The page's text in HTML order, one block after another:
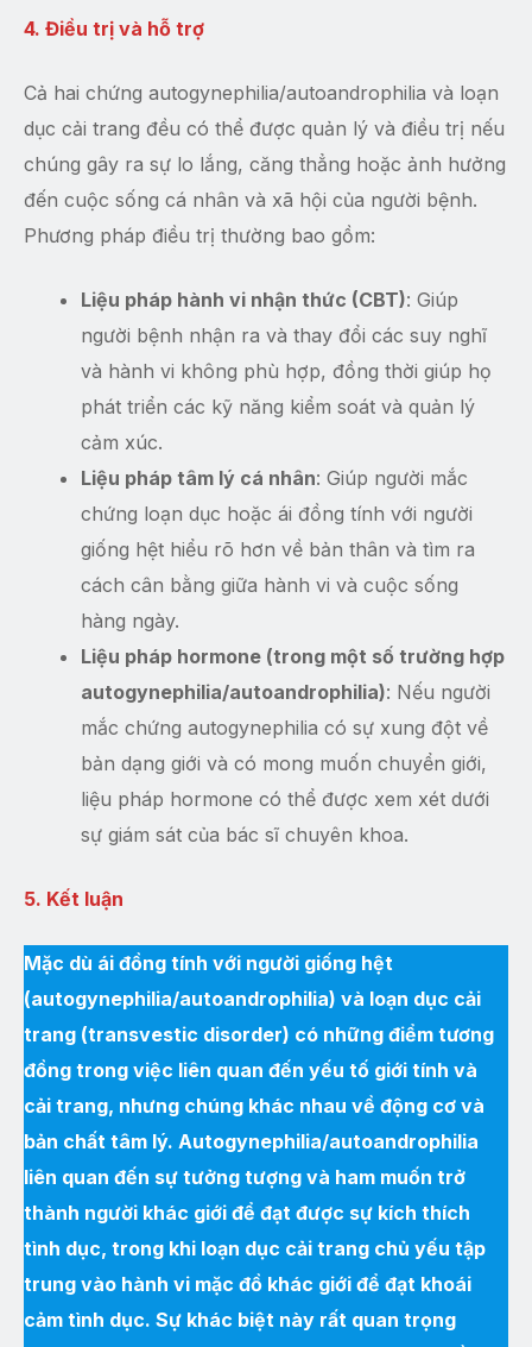
4. Điều trị và hỗ trợ
Cả hai chứng autogynephilia/autoandrophilia và loạn
dục cải trang đều có thể được quản lý và điều trị nếu
chúng gây ra sự lo lắng, căng thẳng hoặc ảnh hưởng
đến cuộc sống cá nhân và xã hội của người bệnh.
Phương pháp điều trị thường bao gồm:
Liệu pháp hành vi nhận thức (CBT): Giúp
người bệnh nhận ra và thay đổi các suy nghĩ
và hành vi không phù hợp, đồng thời giúp họ
phát triển các kỹ năng kiểm soát và quản lý
cảm xúc.
Liệu pháp tâm lý cá nhân: Giúp người mắc
chứng loạn dục hoặc ái đồng tính với người
giống hệt hiểu rõ hơn về bản thân và tìm ra
cách cân bằng giữa hành vi và cuộc sống
hàng ngày.
Liệu pháp hormone (trong một số trường hợp
autogynephilia/autoandrophilia): Nếu người
mắc chứng autogynephilia có sự xung đột về
bản dạng giới và có mong muốn chuyển giới,
liệu pháp hormone có thể được xem xét dưới
sự giám sát của bác sĩ chuyên khoa.
5. Kết luận
Mặc dù ái đồng tính với người giống hệt
(autogynephilia/autoandrophilia) và loạn dục cải
trang (transvestic disorder) có những điểm tương
đồng trong việc liên quan đến yếu tố giới tính và
cải trang, nhưng chúng khác nhau về động cơ và
bản chất tâm lý. Autogynephilia/autoandrophilia
liên quan đến sự tưởng tượng và ham muốn trở
thành người khác giới để đạt được sự kích thích
tình dục, trong khi loạn dục cải trang chủ yếu tập
trung vào hành vi mặc đồ khác giới để đạt khoái
cảm tình dục. Sự khác biệt này rất quan trọng